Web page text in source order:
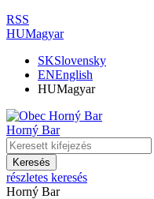
RSS
HUMagyar
SKSlovensky
ENEnglish
HUMagyar
Horný Bar
Keresés
részletes keresés
Horný Bar